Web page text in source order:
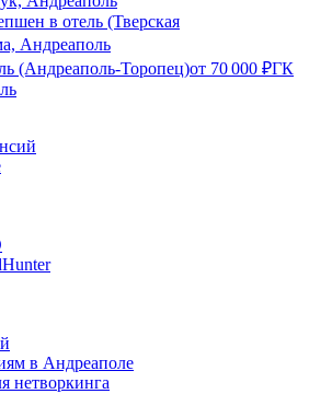
в отель (Тверская
Андреаполь
(Андреаполь-Торопец)от 70 000 ₽ГК
в Андреаполе
нетворкинга